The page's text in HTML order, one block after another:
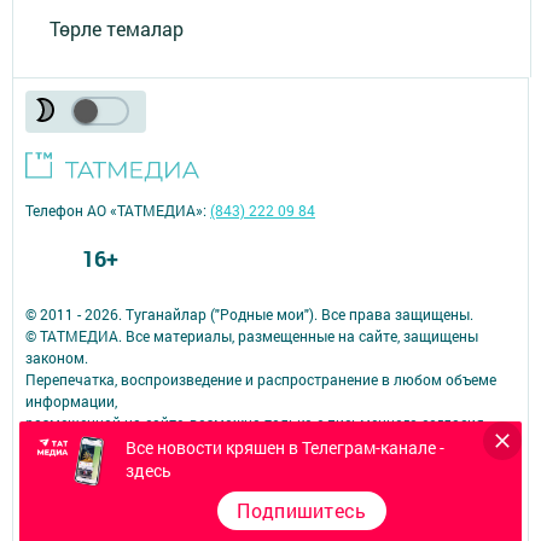
Төрле темалар
Все новости кряшен в Телеграм-канале -
здесь
Подпишитесь
© 2011 - 2026. Туганайлар ("Родные мои"). Все права защищены.
© ТАТМЕДИА. Все материалы, размещенные на сайте, защищены
законом.
Перепечатка, воспроизведение и распространение в любом объеме
информации,
размещенной на сайте, возможна только с письменного согласия
редакций СМИ.
При поддержке Республиканского агентства по печати и массовым
коммуникациям.
Наименование СМИ: Туганайлар
№ свидетельства о регистрации СМИ, дата: ЭЛ № ФС 77 - 67918 от
Телефон АО «ТАТМЕДИА»:(843) 222 09 84
16+